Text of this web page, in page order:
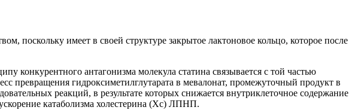
поскольку имеет в своей структуре закрытое лактоновое кольцо, которое после
конкурентного антагонизма молекула статина связывается с той частью
превращения гидроксиметилглутарата в мевалонат, промежуточный продукт в
реакций, в результате которых снижается внутриклеточное содержание
катаболизма холестерина (Xc) ЛПНП.